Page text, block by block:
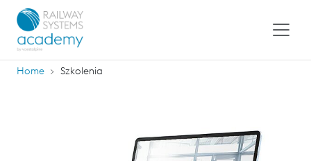
Home Szkolenia